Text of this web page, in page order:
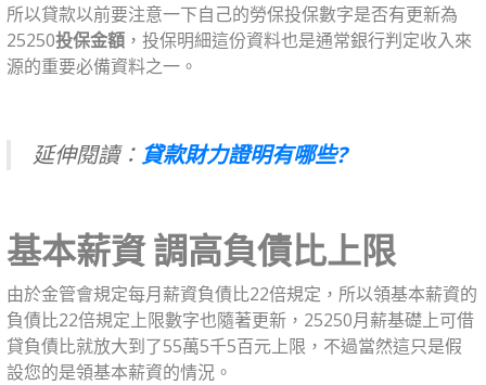
所以貸款以前要注意一下自己的勞保投保數字是否有更新為
25250投保金額 ，投保明細這份資料也是通常銀行判定收入來
源的重要必備資料之一。
延伸閱讀： 貸款財力證明有哪些?
基本薪資 調高負債比上限
由於金管會規定每月薪資負債比22倍規定，所以領基本薪資的
負債比22倍規定上限數字也隨著更新，25250月薪基礎上可借
貸負債比就放大到了55萬5千5百元上限，不過當然這只是假
設您的是領基本薪資的情況。